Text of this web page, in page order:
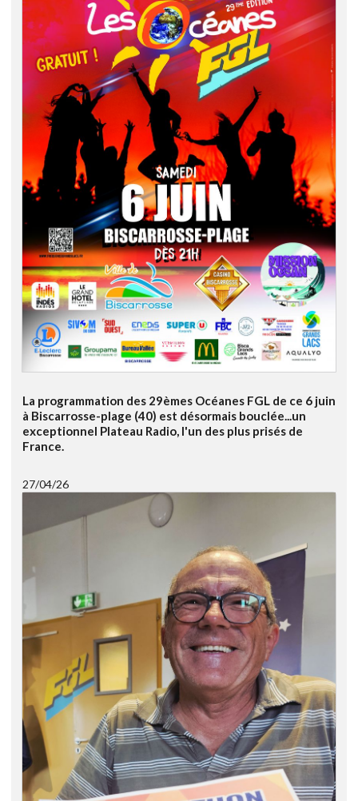
La programmation des 29èmes Océanes FGL de ce 6 juin
à Biscarrosse-plage (40) est désormais bouclée...un
exceptionnel Plateau Radio, l'un des plus prisés de
France.
27/04/26